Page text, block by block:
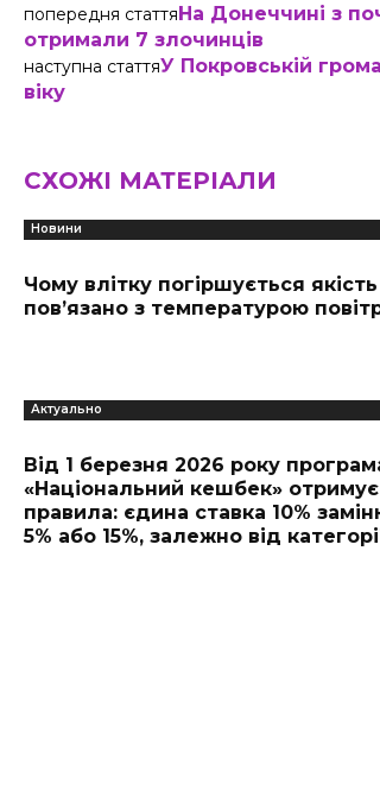
попередня статтяНа Донеччині з
отримали 7 злочинців
наступна статтяУ Покровській
віку
СХОЖІ МАТЕРІАЛИ
Новини
Чому влітку погіршується
пов’язано з температурою
Актуально
Від 1 березня 2026 року
«Національний кешбек» отримує
правила: єдина ставка 10%
5% або 15%, залежно від